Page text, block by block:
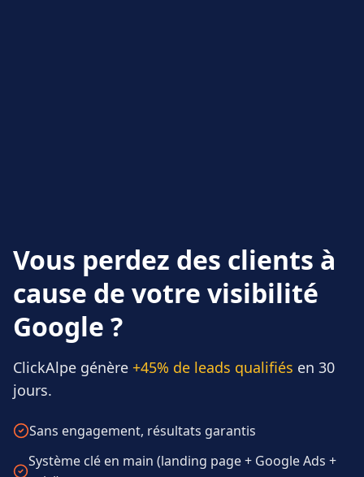
Vous perdez des clients à
cause de votre visibilité
Google ?
ClickAlpe génère +45% de leads qualifiés en 30
jours.
Sans engagement, résultats garantis
Système clé en main (landing page + Google Ads +